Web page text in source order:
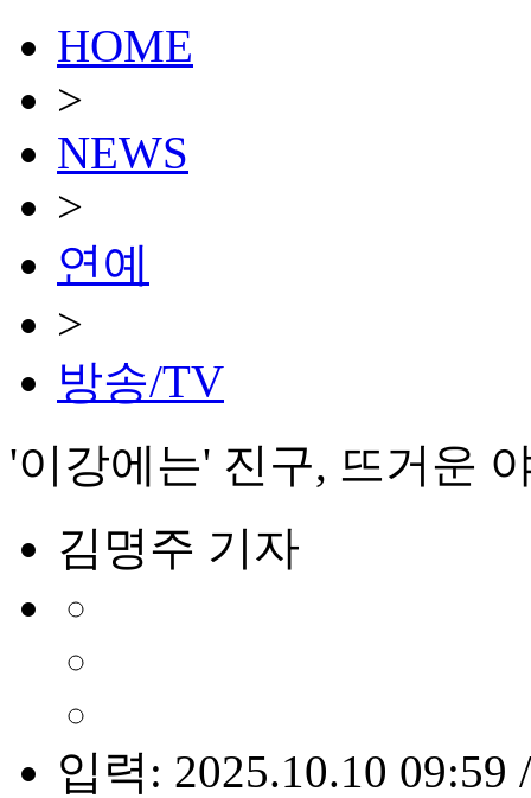
HOME
>
NEWS
>
연예
>
방송/TV
'이강에는' 진구, 뜨거운
김명주 기자
입력: 2025.10.10 09:59